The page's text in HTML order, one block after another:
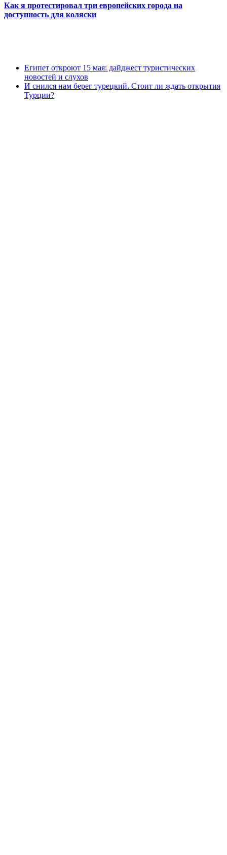
Как я протестировал три европейских города на
доступность для коляски
Египет откроют 15 мая: дайджест туристических
новостей и слухов
И снился нам берег турецкий. Стоит ли ждать открытия
Турции?